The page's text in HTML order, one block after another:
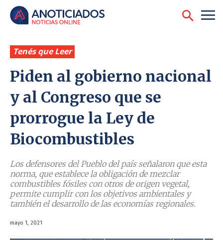
Tenés que Leer
Piden al gobierno nacional
y al Congreso que se
prorrogue la Ley de
Biocombustibles
Los defensores del Pueblo del país señalaron que esta
norma, que establece la obligación de mezclar
combustibles fósiles con otros de origen vegetal,
permite cumplir con los objetivos ambientales y
también el desarrollo de las economías regionales.
mayo 1, 2021